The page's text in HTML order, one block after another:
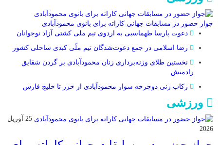
جواز حضور در مسابقات جهانی کاراته برای بانوی محمودآبادی
دعوت پارسا طهماسبی به اردوی تیم ملی کشتی آزاد نوجوانان
رضا اسلامی در جمع دعوت‌شدگان تیم ملّی کبدی ساحلی کشور
نخستین طلای وزنه‌برداری زنان محمودآبادی بر گردن شقایق
رادمنش
رکاب زنی دوچرخه سوار محمودآبادی از خزر تا خلیج فارس
ورزشی
25 آوریل
2026